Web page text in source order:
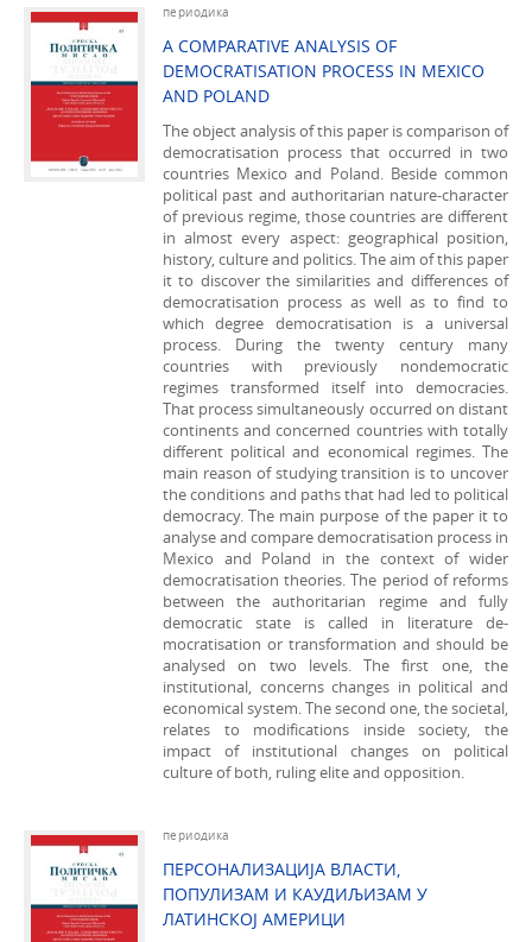
периодика
A COMPARATIVE ANALYSIS OF
DEMOCRATISATION PROCESS IN MEXICO
AND POLAND
The object analysis of this paper is comparison of
democratisation process that occurred in two
countries Mexico and Poland. Beside common
political past and authoritarian nature-character
of previous regime, those countries are different
in almost every aspect: geograp­hical position,
history, culture and politics. The aim of this paper
it to discover the similarities and differences of
democratisation process as well as to find to
which degree democratisation is a universal
process. During the twenty century many
countries with previously nondemoc­ratic
regimes transformed itself into democracies.
That process simul­taneously occurred on distant
continents and concerned countries with totally
different political and economical regimes. The
main reason of studying transition is to uncover
the conditions and paths that had led to political
democracy. The main purpose of the paper it to
analyse and compare democratisation process in
Mexico and Poland in the context of wider
democratisation theories. The period of reforms
between the authoritarian regime and fully
democratic state is called in literature de­
mocratisation or transformation and should be
analysed on two levels. The first one, the
institutional, concerns changes in political and
eco­nomical system. The second one, the societal,
relates to modifications inside society, the
impact of institutional changes on political
culture of both, ruling elite and opposition.
периодика
ПЕРСОНАЛИЗАЦИЈА ВЛАСТИ,
ПОПУЛИЗАМ И КАУДИЉИЗАМ У
ЛАТИНСКОЈ АМЕРИЦИ